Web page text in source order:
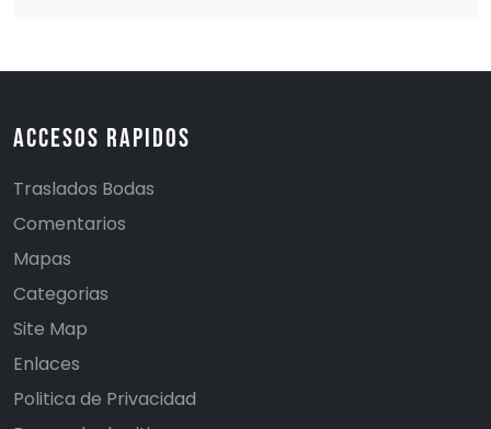
Accesos Rapidos
Traslados Bodas
Comentarios
Mapas
Categorias
Site Map
Enlaces
Politica de Privacidad